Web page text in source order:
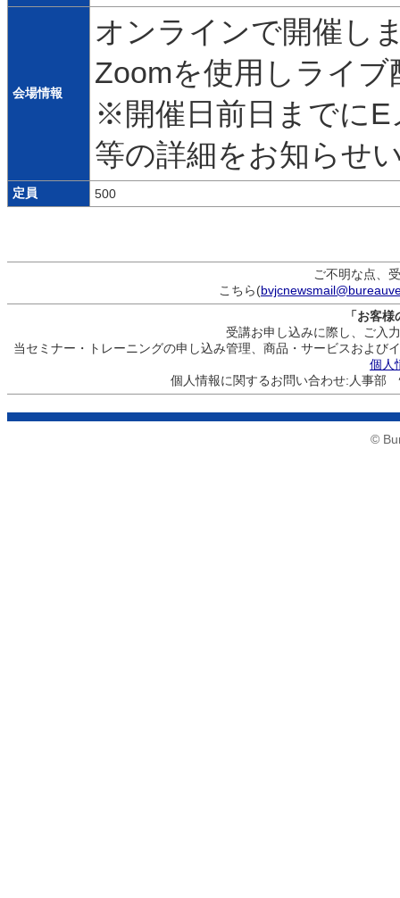
会場情報
オンラインで開催し
Zoomを使用しライブ
※開催日前日までにE
等の詳細をお知らせ
定員 500
ご不明な点、
こちら(
「お客
受講お申し込みに際し、ご入
当セミナー・トレーニングの申し込み管理、商品・サービスおよ
個人
個人情報に関するお問い合わせ:人事
©